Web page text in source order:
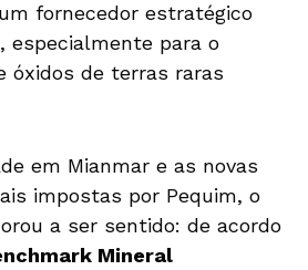
fornecedor estratégico
especialmente para o
óxidos de terras raras
em Mianmar e as novas
impostas por Pequim, o
a ser sentido: de acordo
Mineral